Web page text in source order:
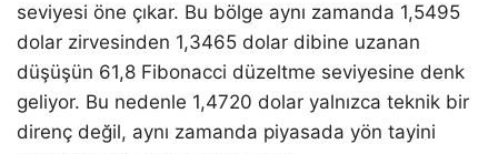
seviyesi öne çıkar. Bu bölge aynı zamanda 1,5495
dolar zirvesinden 1,3465 dolar dibine uzanan
düşüşün 61,8 Fibonacci düzeltme seviyesine denk
geliyor. Bu nedenle 1,4720 dolar yalnızca teknik bir
direnç değil, aynı zamanda piyasada yön tayini